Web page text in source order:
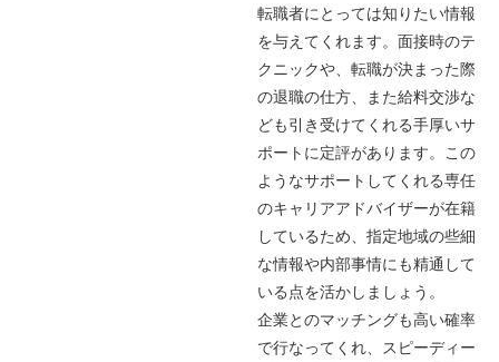
転職者にとっては知りたい情報
を与えてくれます。面接時のテ
クニックや、転職が決まった際
の退職の仕方、また給料交渉な
ども引き受けてくれる手厚いサ
ポートに定評があります。この
ようなサポートしてくれる専任
のキャリアアドバイザーが在籍
しているため、指定地域の些細
な情報や内部事情にも精通して
いる点を活かしましょう。
企業とのマッチングも高い確率
で行なってくれ、スピーディー